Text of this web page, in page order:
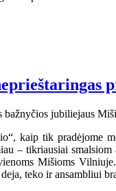
kaip tik pradėjome
– tikriausiai
Mišioms
teko ir ansambliui